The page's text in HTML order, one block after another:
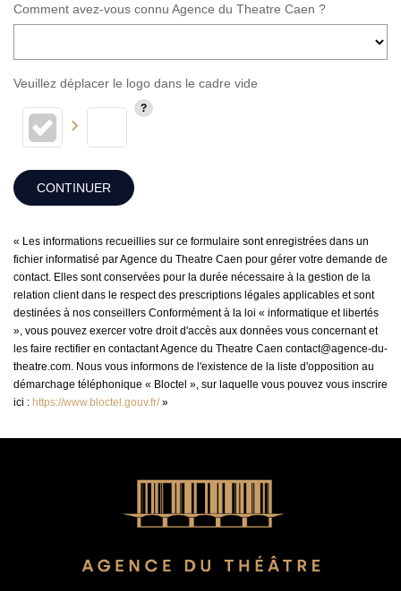
Comment avez-vous connu Agence du Theatre Caen ?
Veuillez déplacer le logo dans le cadre vide
CONTINUER
« Les informations recueillies sur ce formulaire sont enregistrées dans un
fichier informatisé par Agence du Theatre Caen pour gérer votre demande de
contact. Elles sont conservées pour la durée nécessaire à la gestion de la
relation client dans le respect des prescriptions légales applicables et sont
destinées à nos conseillers Conformément à la loi « informatique et libertés
», vous pouvez exercer votre droit d'accès aux données vous concernant et
les faire rectifier en contactant Agence du Theatre Caen contact@agence-du-
theatre.com. Nous vous informons de l'existence de la liste d'opposition au
démarchage téléphonique « Bloctel », sur laquelle vous pouvez vous inscrire
ici : https://www.bloctel.gouv.fr/»